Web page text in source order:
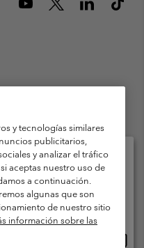
Garantía
Por Los Usuarios
y tecnologías similares
publicitarios,
y analizar el tráfico
aceptas nuestro uso de
a continuación.
algunas que son
de nuestro sitio
información sobre las
e idioma envío
disponibles